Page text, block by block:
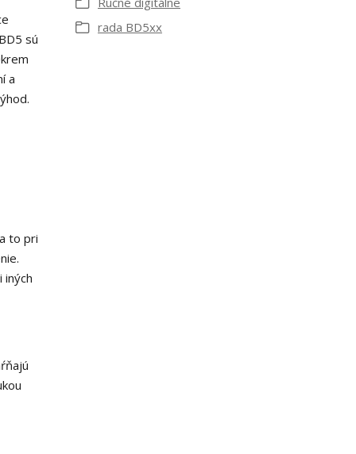
sú
a
to pri
iných
rada BD5xx